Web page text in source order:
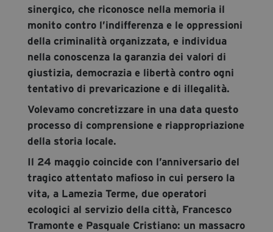
sinergico, che riconosce nella memoria il
monito contro l’indifferenza e le oppressioni
della criminalità organizzata, e individua
nella conoscenza la garanzia dei valori di
giustizia, democrazia e libertà contro ogni
tentativo di prevaricazione e di illegalità.
Volevamo concretizzare in una data questo
processo di comprensione e riappropriazione
della storia locale.
Il 24 maggio coincide con l’anniversario del
tragico attentato mafioso in cui persero la
vita, a Lamezia Terme, due operatori
ecologici al servizio della città, Francesco
Tramonte e Pasquale Cristiano: un massacro